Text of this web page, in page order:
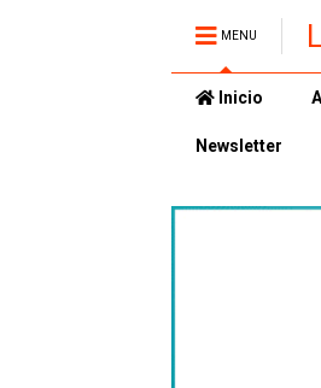
MENU
Inicio
Newsletter